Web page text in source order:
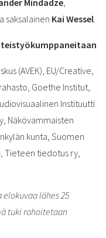
Mindadze,
saksalainen Kai Wessel.
(AVEK), EU/Creative,
Goethe Institut,
Instituutti
Näkövammaisten
kunta, Suomen
Tieteen tiedotus ry,
lähes 25
tuki rahoitetaan